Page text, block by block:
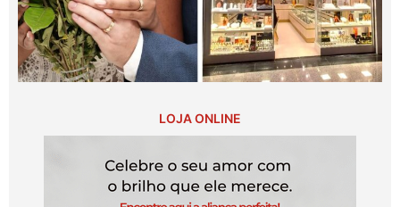
LOJA ONLINE